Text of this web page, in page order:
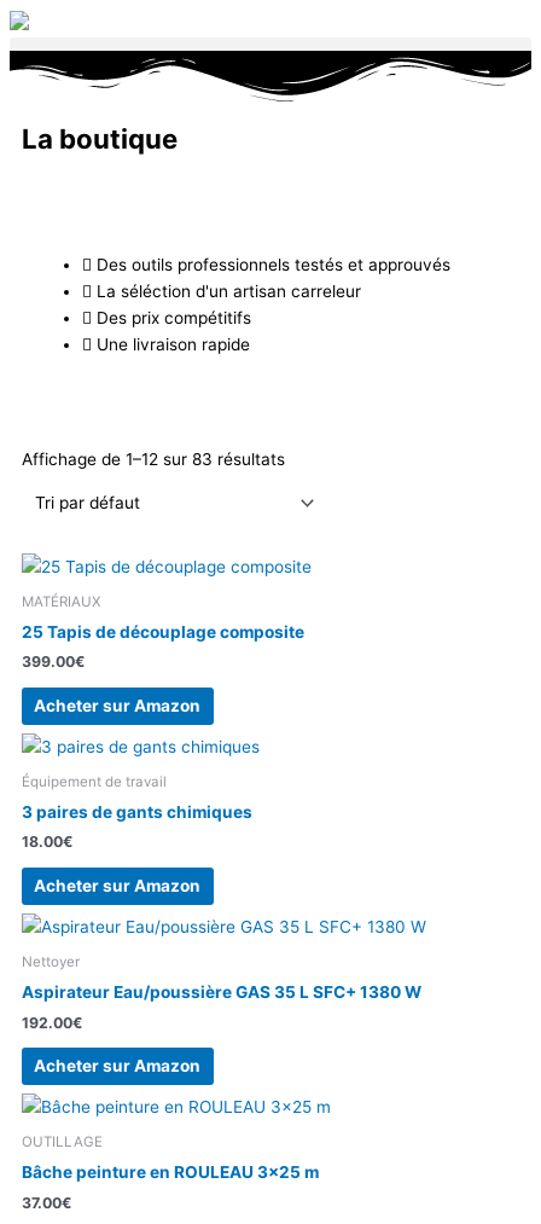
Aller
contenu
La boutique
Des outils professionnels testés et approuvés
La séléction d'un artisan carreleur
Des prix compétitifs
Une livraison rapide
Affichage de 1–12 sur 83 résultats
MATÉRIAUX
25 Tapis de découplage composite
399.00€
Acheter sur Amazon
Équipement de travail
3 paires de gants chimiques
18.00€
Acheter sur Amazon
Nettoyer
Aspirateur Eau/poussière GAS 35 L SFC+ 1380 W
192.00€
Acheter sur Amazon
OUTILLAGE
Bâche peinture en ROULEAU 3×25 m
37.00€